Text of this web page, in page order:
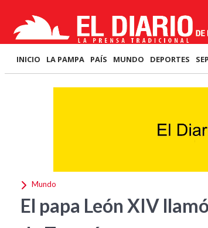
INICIO LA PAMPA PAÍS MUNDO DEPORTES
Mundo
El papa León XIV